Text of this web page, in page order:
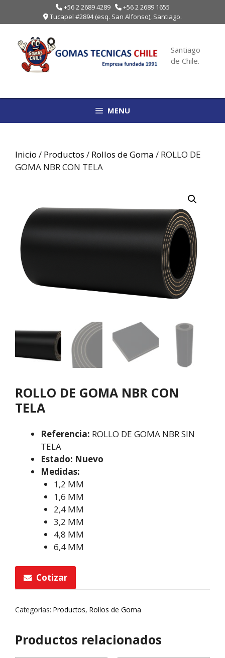
+56 2 2689 4289
+56 2 2689 1655
Tucapel #2894 (esq. San Alfonso), Santiago.
Santiago
de Chile.
MENU
Inicio / Productos / Rollos de Goma / ROLLO DE
GOMA NBR CON TELA
ROLLO DE GOMA NBR CON
TELA
Referencia: ROLLO DE GOMA NBR SIN
TELA
Estado: Nuevo
Medidas:
1,2 MM
1,6 MM
2,4 MM
3,2 MM
4,8 MM
6,4 MM
Cotizar
Categorías: Productos, Rollos de Goma
Productos relacionados